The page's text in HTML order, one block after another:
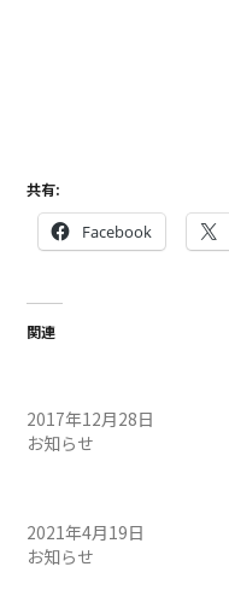
共有:
Facebook
関連
2017年12月28日
お知らせ
2021年4月19日
お知らせ